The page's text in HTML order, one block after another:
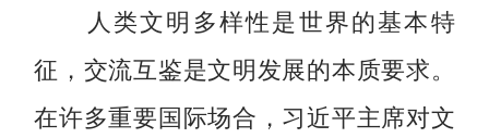
人类文明多样性是世界的基本特
征，交流互鉴是文明发展的本质要求。
在许多重要国际场合，习近平主席对文